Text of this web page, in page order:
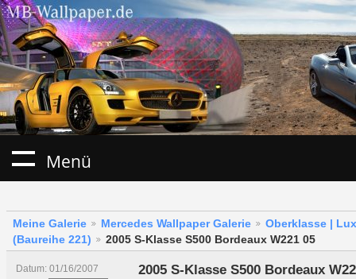
Menü
Meine Galerie Mercedes Wallpaper Galerie
Oberklasse |
(Baureihe 221)
2005 S-Klasse S500 Bordeaux W221 05
Datum: 01/16/2007
2005 S-Klasse S500 Bordeaux